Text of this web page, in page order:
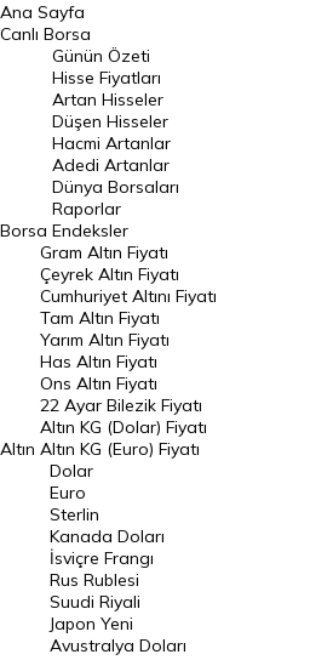
BIST 100 Hisseleri
En Çok Artan Hisseler
En Çok Düşen Hisseler
Hacmi Artanlar
Geçmiş Kapanışlar
Dünya Borsaları
Raporlar
Endeksler
DÖVİZ
Döviz Kuru
Dolar Kuru
Euro Kuru
Pound Kuru
Frank Kuru
Riyal Kuru
Avustralya Doları
Ana Sayfa
Canlı Borsa
Borsa
Günün Özeti
Hisse Fiyatları
Artan Hisseler
Düşen Hisseler
Hacmi Artanlar
Adedi Artanlar
Dünya Borsaları
Raporlar
Endeksler
Altın
Gram Altın Fiyatı
Çeyrek Altın Fiyatı
Cumhuriyet Altını Fiyatı
Tam Altın Fiyatı
Yarım Altın Fiyatı
Has Altın Fiyatı
Ons Altın Fiyatı
22 Ayar Bilezik Fiyatı
Altın KG (Dolar) Fiyatı
Altın KG (Euro) Fiyatı
Dolar
Euro
Sterlin
Kanada Doları
İsviçre Frangı
Rus Rublesi
Suudi Riyali
Japon Yeni
Avustralya Doları